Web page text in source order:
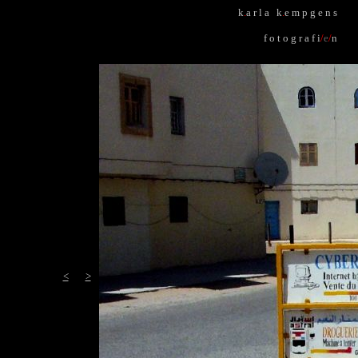
k.a r l a k.e m p g e n s
f o t o g r a f i/e/n
< >